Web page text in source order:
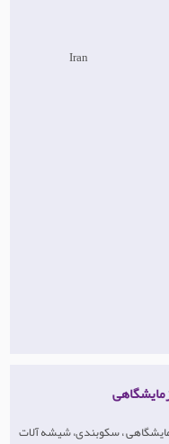
Iran
، سکوبندی، شیشه آلات